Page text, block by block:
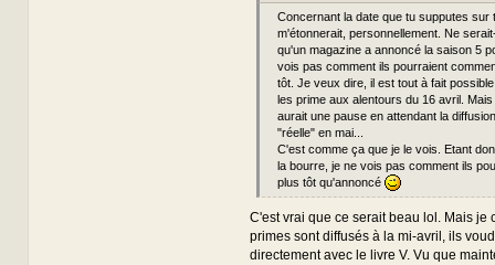
Concernant la date que tu supputes sur
m'étonnerait, personnellement. Ne
qu'un magazine a annoncé la saison 5
vois pas comment ils pourraient
tôt. Je veux dire, il est tout à fait
les prime aux alentours du 16 avril.
aurait une pause en attendant la
"réelle" en mai...
C'est comme ça que je le vois. Etant
la bourre, je ne vois pas comment ils
plus tôt qu'annoncé
C'est vrai que ce serait beau lol. Mais je
primes sont diffusés à la mi-avril, ils
directement avec le livre V. Vu que